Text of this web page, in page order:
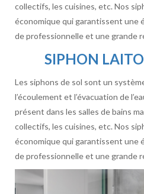
collectifs, les cuisines, etc. Nos
économique qui garantissent
de professionnelle et une grande
SIPHON
Les siphons de sol sont un
l’écoulement et l’évacuation de
présent dans les salles de bains
collectifs, les cuisines, etc. Nos
économique qui garantissent
de professionnelle et une grande